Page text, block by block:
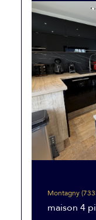
Montagny
maison 4